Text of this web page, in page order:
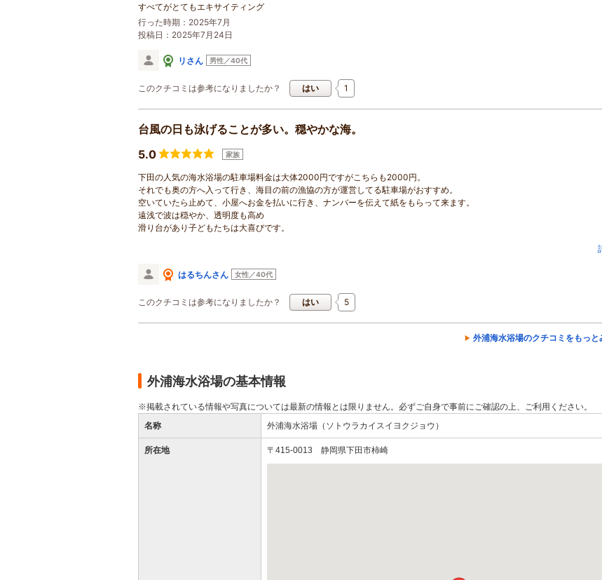
すべてがとてもエキサイティング
行った時期：2025年7月
投稿日：2025年7月24日
リさん 男性／40代
このクチコミは参考になりましたか？ 1
はい
台風の日も泳げることが多い。穏やかな海。
5.0
家族
下田の人気の海水浴場の駐車場料金は大体2000円ですがこちらも2000円。
それでも奥の方へ入って行き、海目の前の漁協の方が運営してる駐車場がおすすめ。
空いていたら止めて、小屋へお金を払いに行き、ナンバーを伝えて紙をもらって来ます。
遠浅で波は穏やか、透明度も高め
滑り台があり子どもたちは大喜びです。
はるちんさん 女性／40代
このクチコミは参考になりましたか？ 5
はい
外浦海水浴場のクチコミをもっと
外浦海水浴場の基本情報
※掲載されている情報や写真については最新の情報とは限りません。必ずご自身で事前にご確認の上、ご利用ください。
名称
外浦海水浴場（ソトウラカイスイヨクジョウ）
所在地 〒415-0013 静岡県下田市柿崎